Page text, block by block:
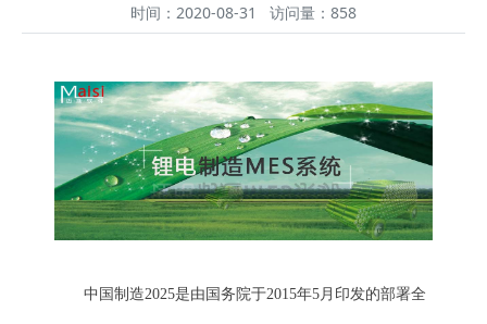
时间：2020-08-31 访问量：858
中国制造2025是由国务院于2015年5月印发的部署全